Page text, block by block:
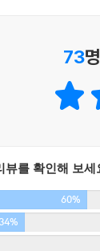
으로 징계성
었던 복자는 지
런데 인생이 대
유산한 나 같은
뭔지 모르겠어.
73
뷰를 확인해 보세
60%
34%